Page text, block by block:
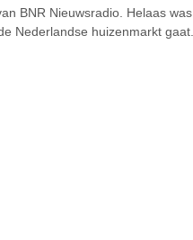
BNR Nieuwsradio. Helaas was
Nederlandse huizenmarkt gaat.